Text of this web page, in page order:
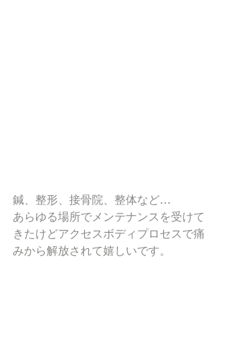
鍼、整形、接骨院、整体など…
あらゆる場所でメンテナンスを受けて
きたけどアクセスボディプロセスで痛
みから解放されて嬉しいです。